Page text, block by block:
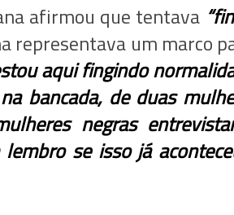
afirmou que tentava
representava um marco
aqui fingindo
bancada, de duas
negras
se isso já